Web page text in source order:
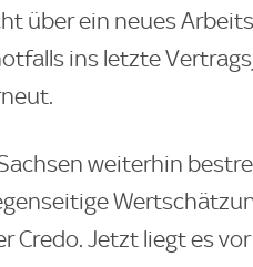
über ein neues
ins letzte
weiterhin
Credo. Jetzt liegt es vor